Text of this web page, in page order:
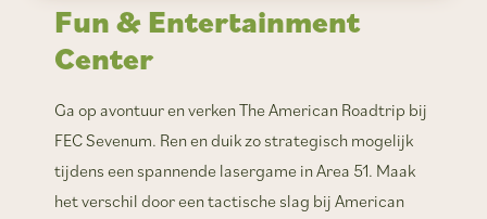
Fun & Entertainment
Center
Ga op avontuur en verken The American Roadtrip bij
FEC Sevenum. Ren en duik zo strategisch mogelijk
tijdens een spannende lasergame in Area 51. Maak
het verschil door een tactische slag bij American